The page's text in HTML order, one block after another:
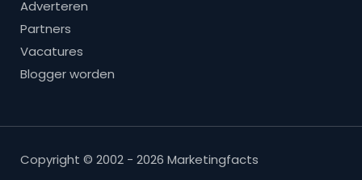
Adverteren
Partners
Vacatures
Blogger worden
Copyright © 2002 - 2026 Marketingfacts